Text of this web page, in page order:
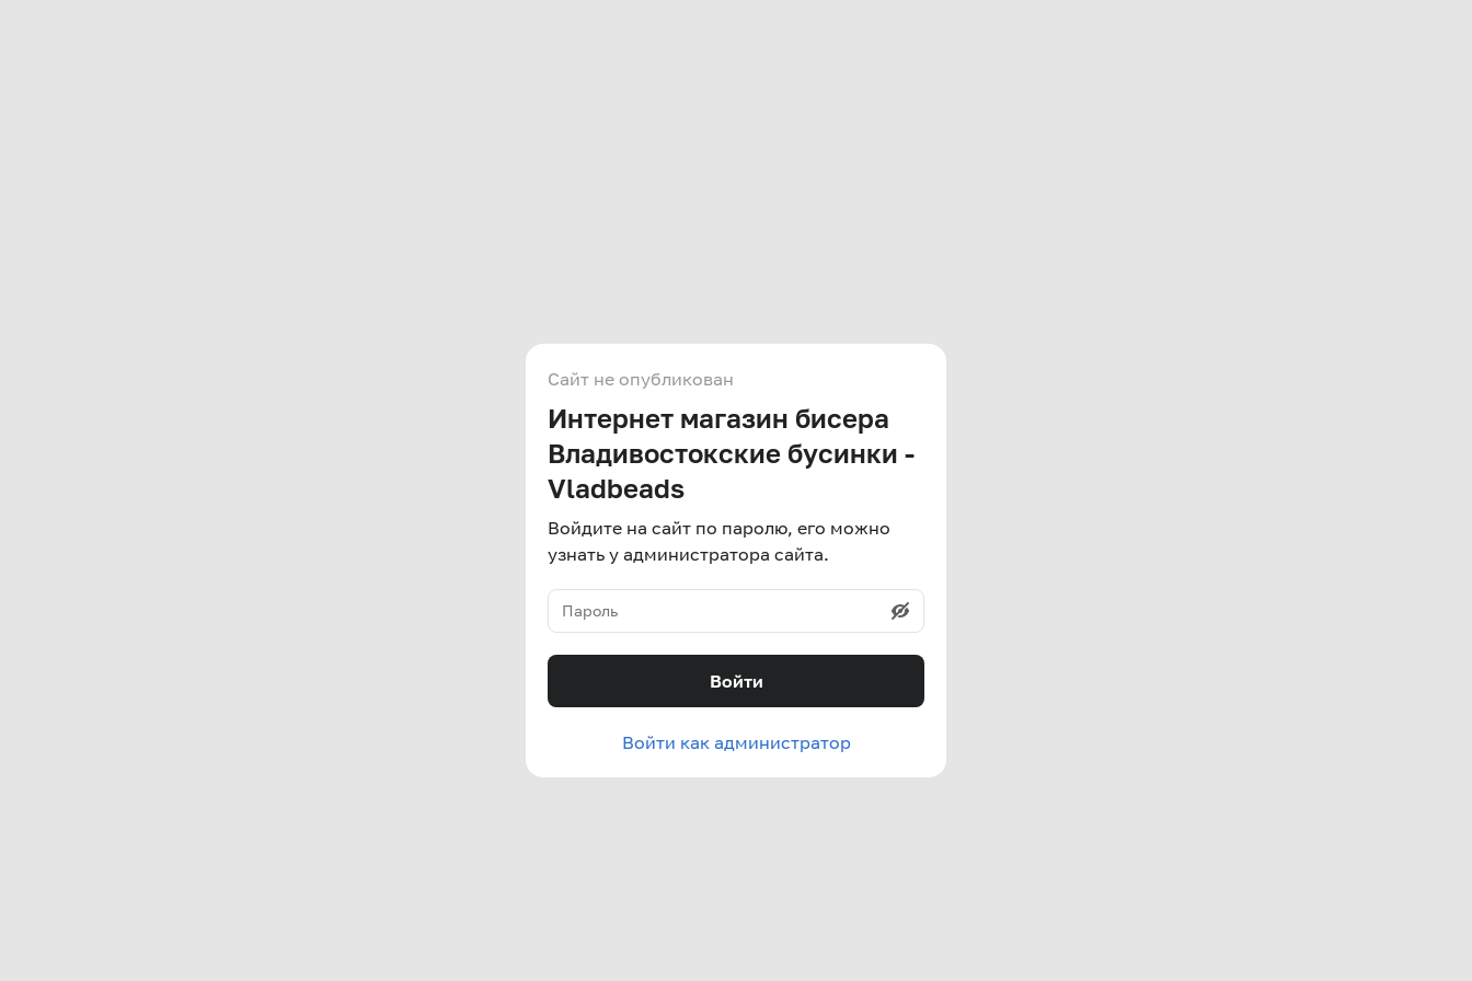
Сайт не опубликован
Интернет магазин бисера
Владивостокские бусинки -
Vladbeads
Войдите на сайт по паролю, его можно
узнать у администратора сайта.
Войти
Войти как администратор